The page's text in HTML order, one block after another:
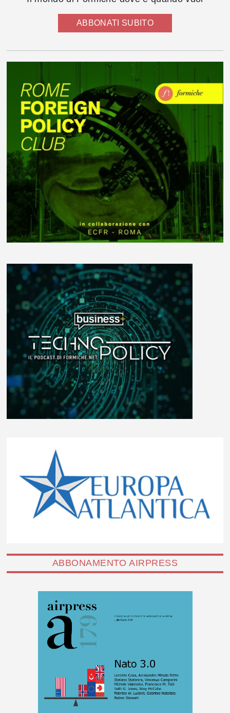
ABBONATI SUBITO
ABBONAMENTO AIRPRESS